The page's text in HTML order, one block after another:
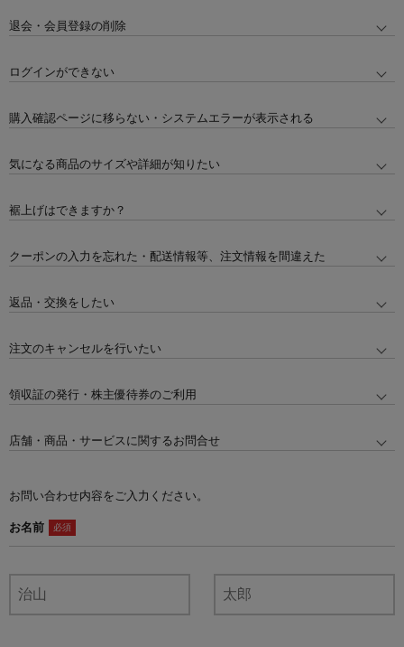
退会・会員登録の削除
ログインができない
購入確認ページに移らない・システムエラーが表示される
気になる商品のサイズや詳細が知りたい
裾上げはできますか？
クーポンの入力を忘れた・配送情報等、注文情報を間違えた
返品・交換をしたい
注文のキャンセルを行いたい
領収証の発行・株主優待券のご利用
店舗・商品・サービスに関するお問合せ
お問い合わせ内容をご入力ください。
お名前 必須